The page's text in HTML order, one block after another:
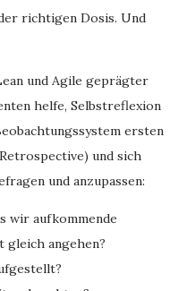
richtigen Dosis. Und
und Agile geprägter
helfe, Selbstreflexion
ersten
und sich
und anzupassen:
wir aufkommende
angehen?